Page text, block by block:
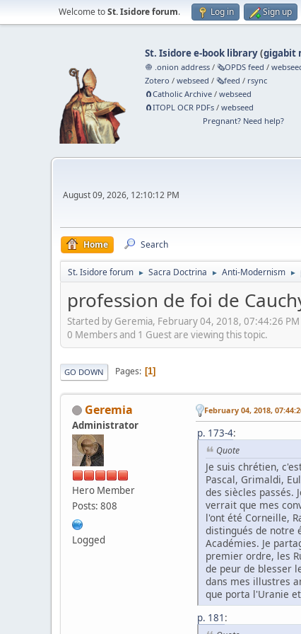
Welcome toSt. Isidore forum. Log in Sign up
St. Isidore e-book library(gigabit
🧅 .onion address /🗞️OPDS feed /
Zotero /webseed /🗞️feed / rsync
🧲⁠Catholic Archive /webseed
🧲⁠ITOPL OCR PDFs /webseed
Pregnant? Need help?
August 09, 2026, 12:10:12 PM
Home Search
St. Isidore forum ► Sacra Doctrina ► Anti-Modernism ►
profession de foi de
Started by Geremia, February 04, 2018, 07:44:26 PM
0 Members and 1 Guest are viewing this topic.
GO DOWN Pages 1
Geremia
Administrator
Hero Member
Posts: 808
Logged
February 04, 2018,
p. 173-4:
Quote
Je suis chrétien,
Pascal, Grimaldi,
des siècles passés.
verrait que mes
l'ont été Corneille,
distingués de notre
Académies. Je
premier ordre, les
de peur de blesser
dans mes illustres
que porta l'Uranie
p. 181 :